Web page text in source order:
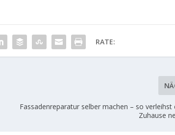
RATE:
Fassadenreparatur selber machen – so verleihst
Zuhause